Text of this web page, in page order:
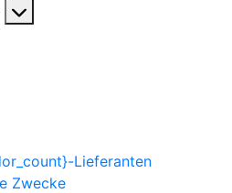
Lieferanten
Zwecke